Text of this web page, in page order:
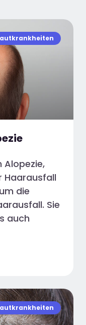
Alopezie,
Haarausfall
die
Sie
auch